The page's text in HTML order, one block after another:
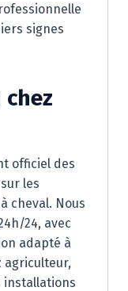
signes
officiel des
les
cheval. Nous
24, avec
adapté à
agriculteur,
installations